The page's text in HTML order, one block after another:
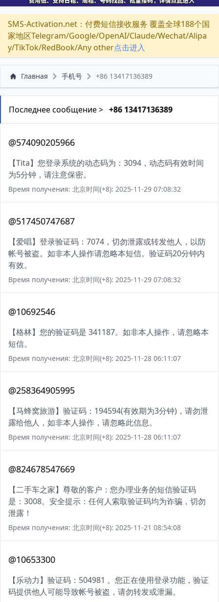
SMS-Activation.net：付费短信接收服务 覆盖全球188个国
家地区Telegram/Google/OpenAI/Claude/Wechat/Alipa
y/TikTok/RedBook/Any other点击进入
Главная 手机号 +86 13417136389
Последнее сообщение > +86 13417136389
@574090205966
【Tita】您登录系统的动态码为：3094，动态码有效时间
为5分钟，请注意保密。
Время получения: 北京时间(+8): 2025-11-29 07:08:32
@517450747687
【爱唱】登录验证码：7074，切勿泄露或转发他人，以防
帐号被盗。如非本人操作请忽略本短信。验证码20分钟内
有效。
Время получения: 北京时间(+8): 2025-11-29 07:08:32
@10692546
【格林】您的验证码是 341187。如非本人操作，请忽略本
短信。
Время получения: 北京时间(+8): 2025-11-28 06:11:07
@258364905995
【马蜂窝旅游】验证码：194594(有效期为3分钟)，请勿泄
露给他人，如非本人操作，请忽略此信息。
Время получения: 北京时间(+8): 2025-11-28 06:11:07
@824678547669
【二手车之家】尊敬的客户：您办理业务的短信验证码
是：3008。安全提示：任何人索取验证码均为诈骗，切勿
泄露！
Время получения: 北京时间(+8): 2025-11-21 08:54:08
@10653300
【乐动力】验证码：504981 。您正在使用登录功能，验证
码提供他人可能导致帐号被盗，请勿转发或泄漏。